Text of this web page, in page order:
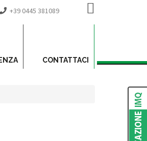
+39 0445 381089
CONTATTACI